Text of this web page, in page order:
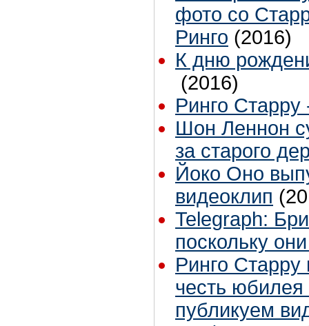
фото со
Ринго (2016)
К дню
(2016)
Ринго Старру
Шон Леннон
за старого
Йоко Оно
видеоклип
Telegraph:
поскольку
Ринго
честь
публикуем